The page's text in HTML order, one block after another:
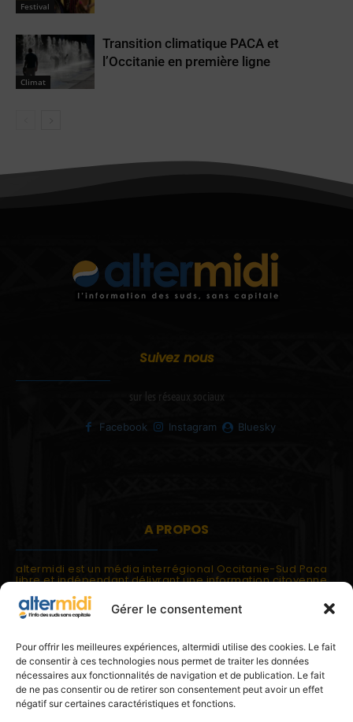
Gérer le consentement
Pour offrir les meilleures expériences, altermidi utilise des cookies. Le fait
de consentir à ces technologies nous permet de traiter les données
nécessaires aux fonctionnalités de navigation et de publication. Le fait
de ne pas consentir ou de retirer son consentement peut avoir un effet
négatif sur certaines caractéristiques et fonctions.
Festival
Climat
Transition climatique PACA et
l’Occitanie en première ligne
Suivez nous
sur les réseaux sociaux
Facebook Instagram Bluesky
A PROPOS
altermidi est un média interrégional Occitanie-Sud Paca
libre et indépendant délivrant une information citoyenne
altermidi est ouvert sur les suds, la méditerranée,
altermidi aborde des thématiques globales évaluées à
partir des constats de terrain ou d'analyses à l'échelon
local.
altermidi c'est l'information capitale, sans capitale.